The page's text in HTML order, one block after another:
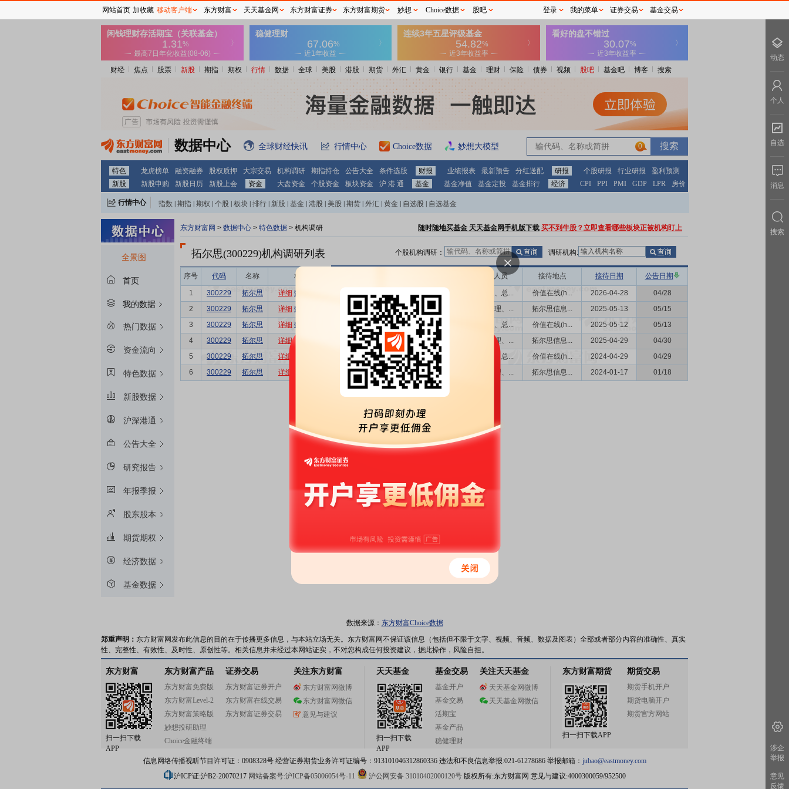
财经 焦点 股票 新股 期指 期权 行情 数据 全球 美股 港股 期货 外汇 黄金 银行 基金 理财 保险 债券 视频 股吧 基金吧 博客 搜索
数据中心 全球财经快讯 行情中心 Choice数据 妙想大模型 0
特色 龙虎榜单 融资融券 股权质押 大宗交易 机构调研 期指持仓 公告大全 条件选股 财报 业绩报表 最新预告 分红送配 研报 个股研报 行业研报
盈利预测
新股
新股申购 新股日历 新股上会 资金 大盘资金 个股资金 板块资金 沪 港 通 基金 基金净值 基金定投 基金排行 经济 CPI PPI PMI GDP LPR 房价
行情中心 指数 期指 期权 个股 板块 排行 新股 基金 港股 美股 期货 外汇 黄金 自选股 自选基金
全景图
首页
我的数据
热门数据
资金流向
特色数据
新股数据
沪深港通
公告大全
研究报告
年报季报
股东股本
期货期权
经济数据
基金数据
东方财富网 > 数据中心 > 特色数据 > 机构调研 随时随地买基金 天天基金网手机版下载 买不到牛股？立即查看哪些板块正被机构盯上
拓尔思(300229)机构调研列表 个股机构调研： 调研机构:
序号 代码 名称 相关 接待人员 接待地点 接待日期 公告日期
1 300229 拓尔思 详细 数据 1 业绩说明会 董事长、总... 价值在线(h... 2026-04-28
04/28
2
300229 拓尔思 详细 数据 特定对象调研 副总经理、... 拓尔思信息... 2025-05-13
05/15
3
300229 拓尔思 详细 数据 1 业绩说明会 董事长、总... 价值在线(h... 2025-05-12
05/13
4
300229 拓尔思 详细 6 特定对象调研 副总经理、... 拓尔思信息... 2025-04-29
04/30
5
300229 拓尔思 详细 1 业绩说明会 董事长、总... 价值在线(h... 2024-04-29
04/29
6
300229 拓尔思 详细 22 特定对象调研... 副总经理、... 拓尔思信息... 2024-01-17 01/18
数据来源： 东方财富Choice数据
郑重声明： 东方财富网发布此信息的目的在于传播更多信息，与本站立场无关。东方财富网不保证该信息（包括但不限于文字、视频、音频、数据及图表）全部或者部分内容的准确性、真实
性、完整性、有效性、及时性、原创性等。相关信息并未经过本网站证实，不对您构成任何投资建议，据此操作，风险自担。
东方财富
扫一扫下载
APP
东方财富产品
东方财富免费版
东方财富Level-2
东方财富策略版
妙想投研助理
Choice金融终端
证券交易
东方财富证券开户
东方财富在线交易
东方财富证券交易
关注东方财富
东方财富网微博
东方财富网微信
意见与建议
天天基金
扫一扫下载
APP
基金交易
基金开户
基金交易
活期宝
基金产品
稳健理财
关注天天基金
天天基金网微博
天天基金网微信
东方财富期货
扫一扫下载APP
期货交易
期货手机开户
期货电脑开户
期货官方网站
信息网络传播视听节目许可证：0908328号 经营证券期货业务许可证编号：913101046312860336 违法和不良信息举报:021-61278686 举报邮箱： jubao@eastmoney.com
沪ICP证:沪B2-20070217 网站备案号:沪ICP备05006054号-11 沪公网安备 31010402000120号版权所有:东方财富网 意见与建议:4000300059/952500
网站首页 加收藏 移动客户端 东方财富 天天基金网 东方财富证券 东方财富期货 妙想 Choice数据 股吧 登录 我的菜单 证券交易 基金交易
动态
个人
自选
消息
搜索
涉企
举报
意见
反馈